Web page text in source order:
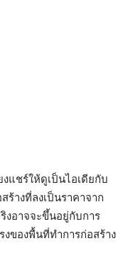
งแชร์ให้ดูเป็นไอเดียกับ
ร้างที่ลงเป็นราคาจาก
งอาจจะขึ้นอยู่กับการ
งของพื้นที่ทำการก่อสร้าง